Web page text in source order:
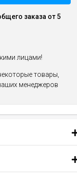
заказа от 5
лицами!
товары,
менеджеров